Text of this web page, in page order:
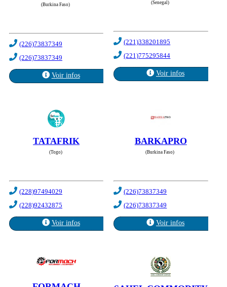
(Burkina Faso)
(226)73837349
(226)73837349
Voir infos
(Senegal)
(221)338201895
(221)775295844
Voir infos
TATAFRIK
(Togo)
(228)97494029
(228)92432875
Voir infos
BARKAPRO
(Burkina Faso)
(226)73837349
(226)73837349
Voir infos